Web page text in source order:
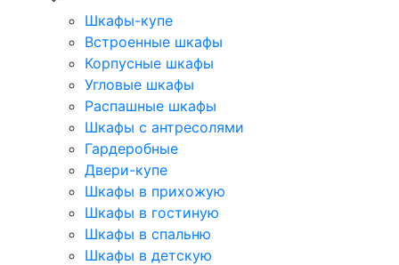
Шкафы-купе
Встроенные шкафы
Корпусные шкафы
Угловые шкафы
Распашные шкафы
Шкафы с антресолями
Гардеробные
Двери-купе
Шкафы в прихожую
Шкафы в гостиную
Шкафы в спальню
Шкафы в детскую